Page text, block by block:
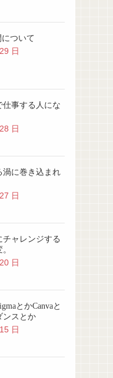
について
日
仕事する人にな
日
渦に巻き込まれ
日
ャレンジする
日
とかCanvaと
ンスとか
日